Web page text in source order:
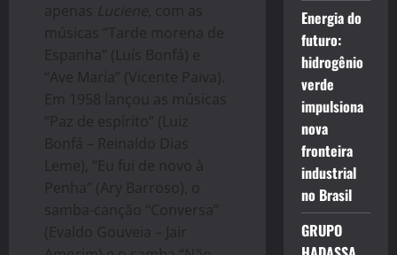
apenas Luciene , com as
músicas “Tarde morena de
Espanha” (Luís Bonfá) e
“Ave Maria” (Vicente Paiva).
Em 1958 lançou as músicas
“Paz de espírito” (Luiz
Bonfá – Reinaldo Dias
Leme), “Eu fui de novo à
Penha” (Ary Barroso), o
samba-canção “Conversa”
(Evaldo Gouveia – Jair
Energia do
futuro:
hidrogênio
verde
impulsiona
nova
fronteira
industrial
no Brasil
GRUPO